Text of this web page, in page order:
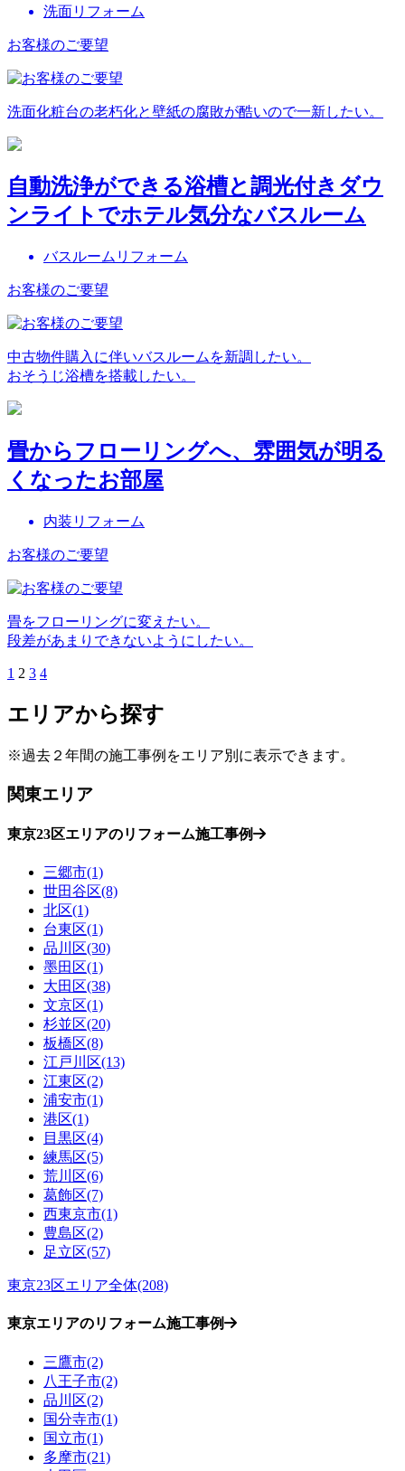
洗面リフォーム
お客様のご要望
洗面化粧台の老朽化と壁紙の腐敗が酷いので一新したい。
自動洗浄ができる浴槽と調光付きダウ
ンライトでホテル気分なバスルーム
バスルームリフォーム
お客様のご要望
中古物件購入に伴いバスルームを新調したい。
おそうじ浴槽を搭載したい。
畳からフローリングへ、雰囲気が明る
くなったお部屋
内装リフォーム
お客様のご要望
畳をフローリングに変えたい。
段差があまりできないようにしたい。
1 2 3 4
エリアから探す
※過去２年間の施工事例をエリア別に表示できます。
関東エリア
東京23区エリアのリフォーム施工事例
三郷市(1)
世田谷区(8)
北区(1)
台東区(1)
品川区(30)
墨田区(1)
大田区(38)
文京区(1)
杉並区(20)
板橋区(8)
江戸川区(13)
江東区(2)
浦安市(1)
港区(1)
目黒区(4)
練馬区(5)
荒川区(6)
葛飾区(7)
西東京市(1)
豊島区(2)
足立区(57)
東京23区エリア全体(208)
東京エリアのリフォーム施工事例
三鷹市(2)
八王子市(2)
品川区(2)
国分寺市(1)
国立市(1)
多摩市(21)